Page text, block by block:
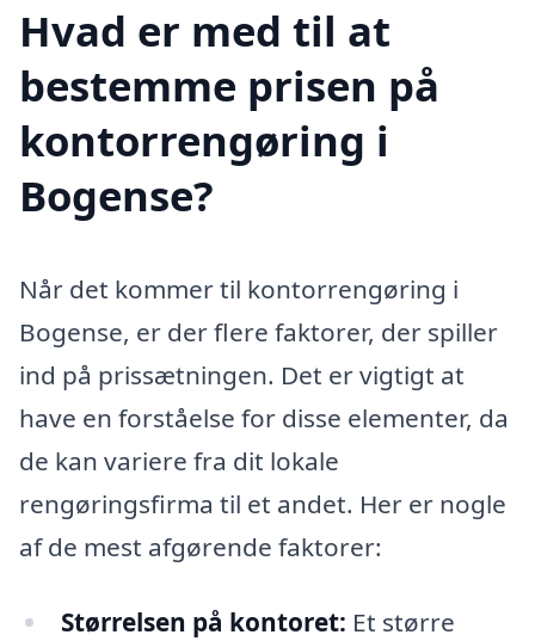
Hvad er med til at
bestemme prisen på
kontorrengøring i
Bogense?
Når det kommer til kontorrengøring i
Bogense, er der flere faktorer, der spiller
ind på prissætningen. Det er vigtigt at
have en forståelse for disse elementer, da
de kan variere fra dit lokale
rengøringsfirma til et andet. Her er nogle
af de mest afgørende faktorer:
Størrelsen på kontoret: Et større